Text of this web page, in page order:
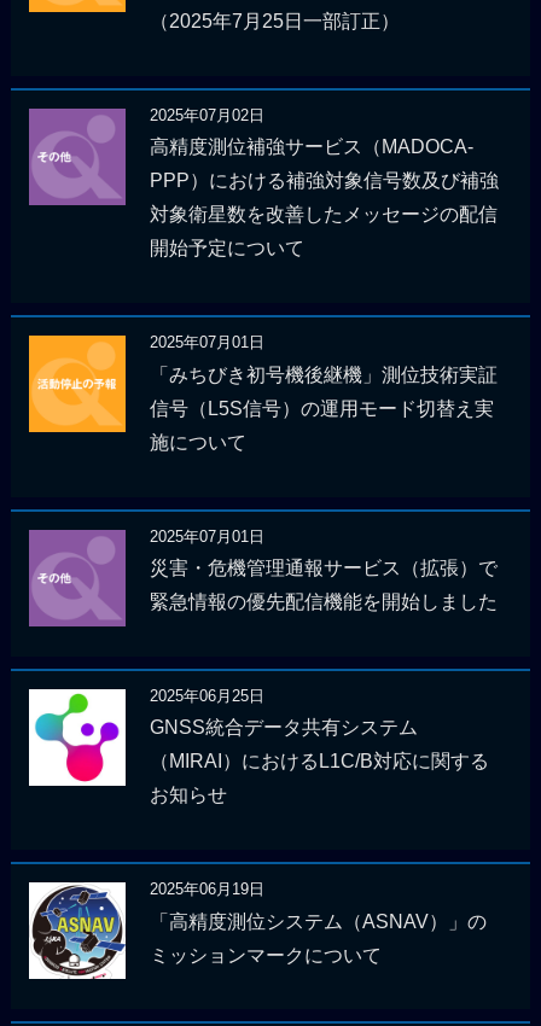
（2025年7月25日一部訂正）
2025年07月02日
高精度測位補強サービス（MADOCA-
PPP）における補強対象信号数及び補強
対象衛星数を改善したメッセージの配信
開始予定について
2025年07月01日
「みちびき初号機後継機」測位技術実証
信号（L5S信号）の運用モード切替え実
施について
2025年07月01日
災害・危機管理通報サービス（拡張）で
緊急情報の優先配信機能を開始しました
2025年06月25日
GNSS統合データ共有システム
（MIRAI）におけるL1C/B対応に関する
お知らせ
2025年06月19日
「高精度測位システム（ASNAV）」の
ミッションマークについて